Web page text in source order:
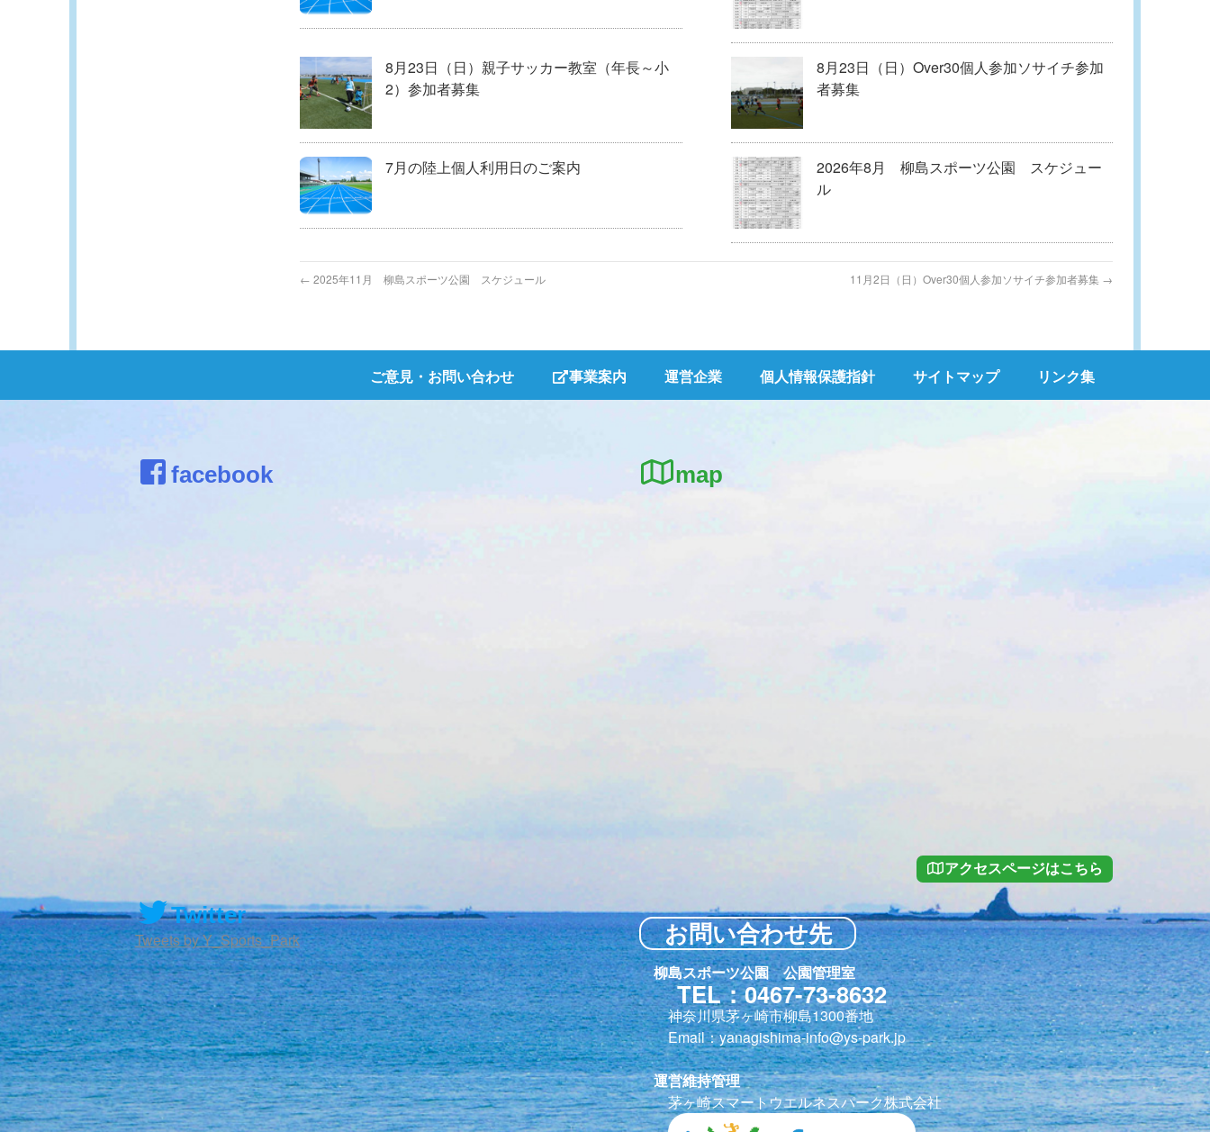
8月23日（日）親子サッカー教室（年長～小
2）参加者募集
8月23日（日）Over30個人参加ソサイチ参加
者募集
7月の陸上個人利用日のご案内
2026年8月 柳島スポーツ公園 スケジュー
ル
← 2025年11月 柳島スポーツ公園 スケジュール 11月2日（日）Over30個人参加ソサイチ参加者募集 →
ご意見・お問い合わせ 事業案内 運営企業 個人情報保護指針 サイトマップ リンク集
facebook
Twitter
Tweets by Y_Sports_Park
map
アクセスページはこちら
お問い合わせ先
柳島スポーツ公園 公園管理室
TEL：0467-73-8632
神奈川県茅ヶ崎市柳島1300番地
Email：yanagishima-info@ys-park.jp
運営維持管理
茅ヶ崎スマートウエルネスパーク株式会社